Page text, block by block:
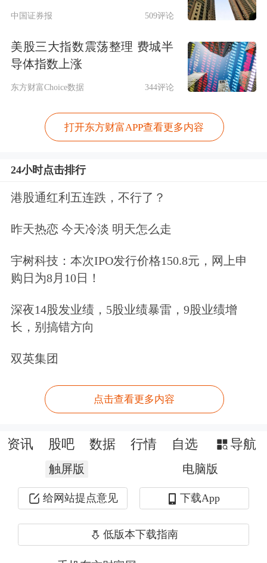
2017年，嗅到商业航天商机的高恩宇选
择跳出体制创业，2017年8月，他与两
位老同事孔令波、郇一恒共同创立微纳
星空。
孔令波毕业于北京航空航天大学，硕士
北京奥博太空科技有限公司（以下简
称“北京奥博”）任职；郇一恒毕业于北
京理工大学，硕士学历，曾在航天恒星
空科技任职。航天东方红卫星有限公司
（600118.SH）旗下子公司，而中国空
经理职务，高管团队中，董事兼审计委
背景，也曾在航天东方红卫星有限公
司、北京奥博就职，2017年8月加入微
纳星空，历任卫星总体主任设计师、系
统研发部部长、卫星型号副总师、型号
总师、总经理助理兼总体部部长等职
中国证券报 509评论
美股三大指数震荡整理 费城半
导体指数上涨
东方财富Choice数据 344评论
打开东方财富APP查看更多内容
24小时点击排行
港股通红利五连跌，不行了？
昨天热恋 今天冷淡 明天怎么走
宇树科技：本次IPO发行价格150.8元，网上申
购日为8月10日！
深夜14股发业绩，5股业绩暴雷，9股业绩增
长，别搞错方向
双英集团
点击查看更多内容
资讯 股吧 数据 行情 自选 导航
触屏版 电脑版
给网站提点意见 下载App
低版本下载指南